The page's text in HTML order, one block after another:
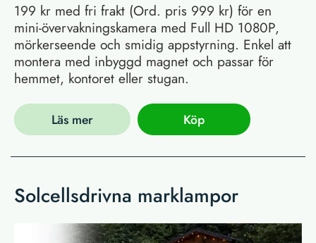
199 kr med fri frakt (Ord. pris 999 kr) för en
mini-övervakningskamera med Full HD 1080P,
mörkerseende och smidig appstyrning. Enkel att
montera med inbyggd magnet och passar för
hemmet, kontoret eller stugan.
Läs mer Köp
Solcellsdrivna marklampor